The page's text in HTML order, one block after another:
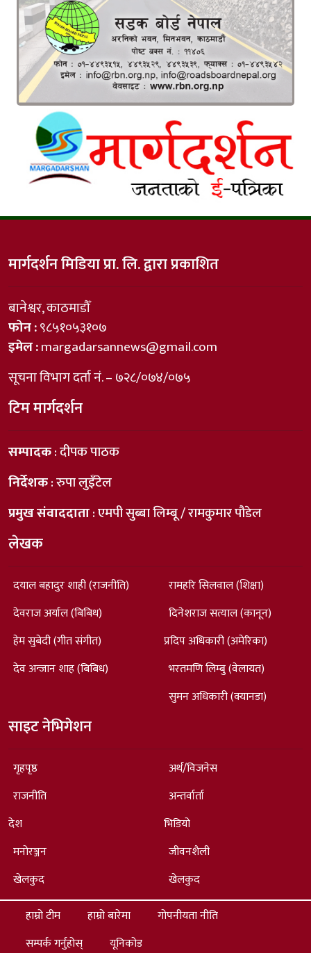
मार्गदर्शन मिडिया प्रा. लि. द्वारा प्रकाशित
बानेश्वर, काठमाडौँ
फोन :९८५१०५३१०७
इमेल :margadarsannews@gmail.com
सूचना विभाग दर्ता नं. – ७२८/०७४/०७५
टिम मार्गदर्शन
सम्पादक: दीपक पाठक
निर्देशक: रुपा लुइँटेल
प्रमुख संवाददाता: एमपी सुब्बा लिम्बू / रामकुमार पौडेल
लेखक
दयाल बहादुर शाही (राजनीति)
देवराज अर्याल (बिबिध)
हेम सुबेदी (गीत संगीत)
देव अन्जान शाह (बिबिध)
रामहरि सिलवाल (शिक्षा)
दिनेशराज सत्याल (कानून)
प्रदिप अधिकारी (अमेरिका)
भरतमणि लिम्बु (वेलायत)
सुमन अधिकारी (क्यानडा)
साइट नेभिगेशन
गृहपृष्ठ
राजनीति
देश
मनोरञ्जन
खेलकुद
अर्थ/विजनेस
अन्तर्वार्ता
भिडियो
जीवनशैली
खेलकुद
हाम्रो टीम
हाम्रो बारेमा
गोपनीयता नीति
सम्पर्क गर्नुहोस्
यूनिकोड